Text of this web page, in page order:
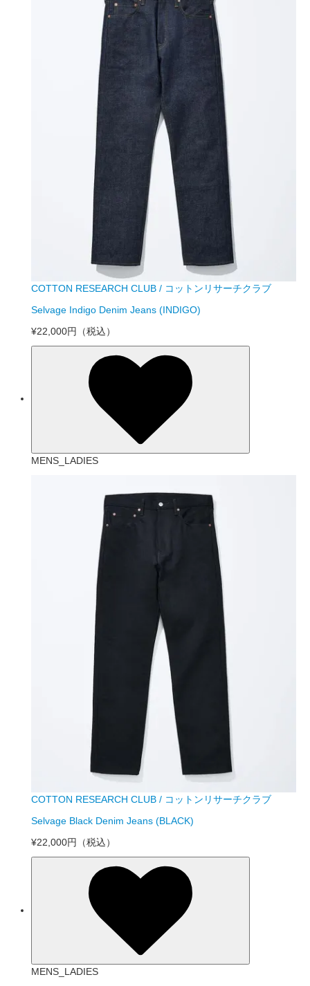
COTTON RESEARCH CLUB / コットンリサーチクラブ
Selvage Indigo Denim Jeans (INDIGO)
¥22,000円 （税込）
MENS_LADIES
COTTON RESEARCH CLUB / コットンリサーチクラブ
Selvage Black Denim Jeans (BLACK)
¥22,000円
（税込）
MENS_LADIES